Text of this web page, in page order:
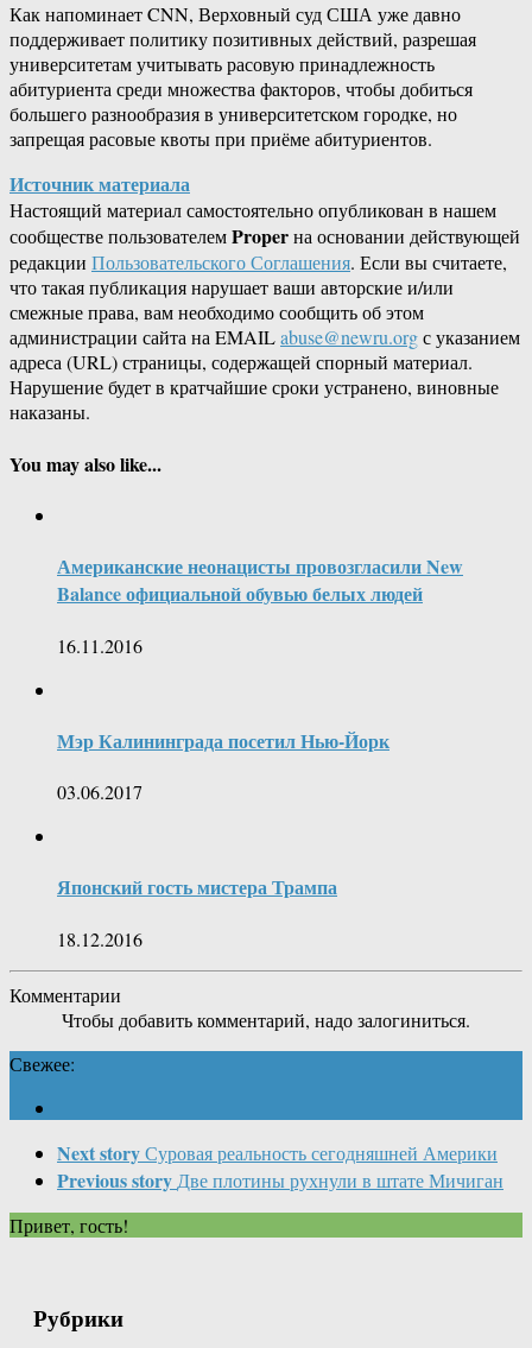
Как напоминает CNN, Верховный суд США уже давно
поддерживает политику позитивных действий, разрешая
университетам учитывать расовую принадлежность
абитуриента среди множества факторов, чтобы добиться
большего разнообразия в университетском городке, но
запрещая расовые квоты при приёме абитуриентов.
Источник материала
Настоящий материал самостоятельно опубликован в нашем
сообществе пользователемProperна основании действующей
редакции Пользовательского Соглашения. Если вы считаете,
что такая публикация нарушает ваши авторские и/или
смежные права, вам необходимо сообщить об этом
администрации сайта на EMAILabuse@newru.orgс указанием
адреса (URL) страницы, содержащей спорный материал.
Нарушение будет в кратчайшие сроки устранено, виновные
наказаны.
You may also like...
Американские неонацисты провозгласили New
Balance официальной обувью белых людей
16.11.2016
Мэр Калининграда посетил Нью-Йорк
03.06.2017
Японский гость мистера Трампа
18.12.2016
Комментарии
Чтобы добавить комментарий, надо залогиниться.
Свежее:
Next storyСуровая реальность сегодняшней Америки
Previous story Две плотины рухнули в штате Мичиган
Привет, гость!
Рубрики